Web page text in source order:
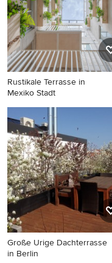
Rustikale Terrasse in
Mexiko Stadt
Rustikale Terrasse in
Stadt
Große Urige Dachterrasse
in Berlin